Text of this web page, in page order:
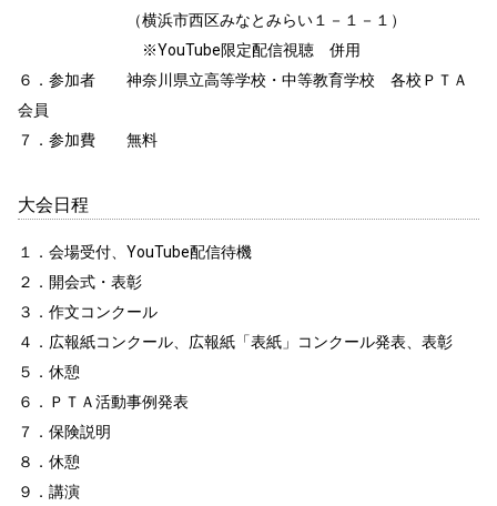
（横浜市西区みなとみらい１－１－１）
※YouTube限定配信視聴 併用
６．参加者 神奈川県立高等学校・中等教育学校 各校ＰＴＡ
会員
７．参加費 無料
大会日程
１．会場受付、YouTube配信待機
２．開会式・表彰
３．作文コンクール
４．広報紙コンクール、広報紙「表紙」コンクール発表、表彰
５．休憩
６．ＰＴＡ活動事例発表
７．保険説明
８．休憩
９．講演